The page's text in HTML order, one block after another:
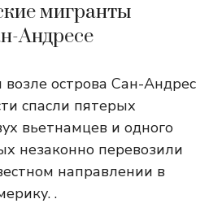
мигранты
Андресе
острова Сан-Андрес
спасли пятерых
вьетнамцев и одного
незаконно перевозили
направлении в
.